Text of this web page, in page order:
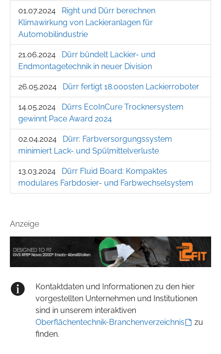
01.07.2024
Right und Dürr berechnen
Klimawirkung von Lackieranlagen für
Automobilindustrie
21.06.2024
Dürr bündelt Lackier- und
Endmontagetechnik in neuer Division
26.05.2024 Dürr fertigt 18.000sten Lackierroboter
14.05.2024
Dürrs EcoInCure Trocknersystem
gewinnt Pace Award 2024
02.04.2024
Dürr: Farbversorgungssystem
minimiert Lack- und Spülmittelverluste
13.03.2024
Dürr Fluid Board: Kompaktes
modulares Farbdosier- und Farbwechselsystem
Anzeige
Kontaktdaten und Informationen zu den hier
vorgestellten Unternehmen und Institutionen
sind in unserem interaktiven
Oberflächentechnik-Branchenverzeichnis
zu
finden.